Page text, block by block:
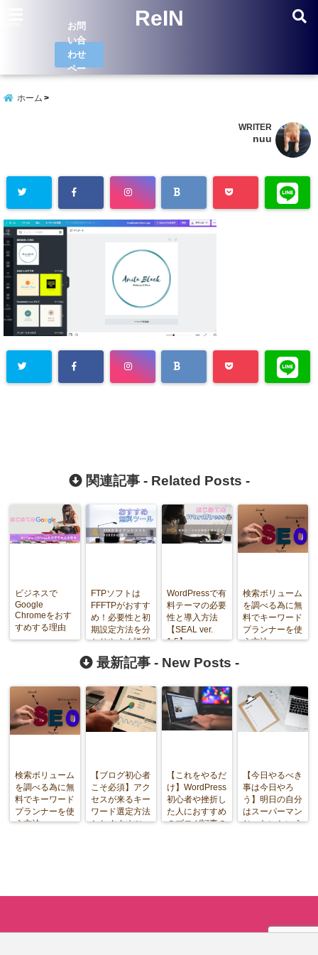
ReIN
お問
い合
わせ
ペー
ホーム
WRITER
nuu
関連記事 - Related Posts -
ビジネスで
Google
Chromeをおす
すめする理由
FTPソフトは
FFFTPがおすす
め！必要性と初
期設定方法を分
かりやすく説明
WordPressで有
料テーマの必要
性と導入方法
【SEAL ver.
1.5】
検索ボリューム
を調べる為に無
料でキーワード
プランナーを使
う方法
最新記事 - New Posts -
検索ボリューム
を調べる為に無
料でキーワード
プランナーを使
う方法
【ブログ初心者
こそ必須】アク
セスが来るキー
ワード選定方法
とおすすめツー
【これをやるだ
け】WordPress
初心者や挫折し
た人におすすめ
のブログ記事の
【今日やるべき
事は今日やろ
う】明日の自分
はスーパーマン
じゃないという